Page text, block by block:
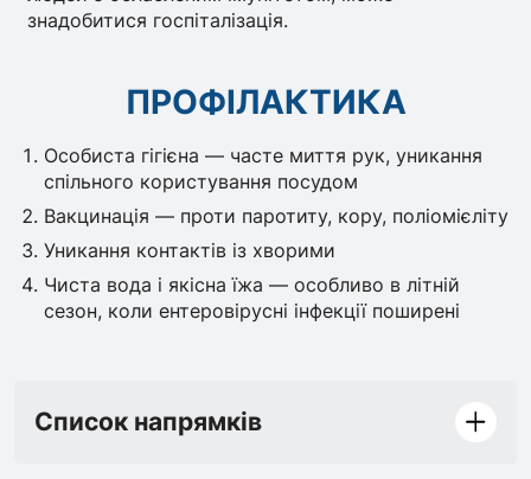
знадобитися госпіталізація.
ПРОФІЛАКТИКА
Особиста гігієна — часте миття рук, уникання
спільного користування посудом
Вакцинація — проти паротиту, кору, поліомієліту
Уникання контактів із хворими
Чиста вода і якісна їжа — особливо в літній
сезон, коли ентеровірусні інфекції поширені
Список напрямків